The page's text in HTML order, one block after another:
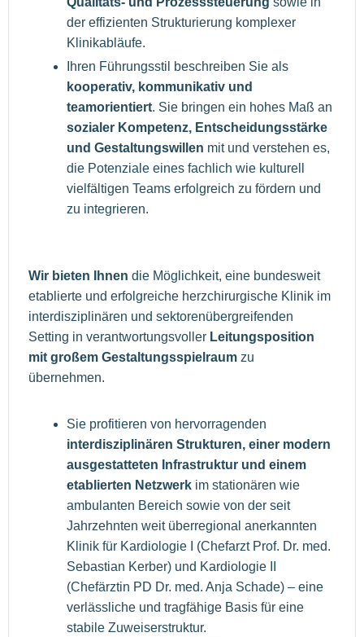
der effizienten Strukturierung komplexer
Klinikabläufe.
Ihren Führungsstil beschreiben Sie als
kooperativ, kommunikativ und
teamorientiert. Sie bringen ein hohes Maß an
sozialer Kompetenz, Entscheidungsstärke
und Gestaltungswillen mit und verstehen es,
die Potenziale eines fachlich wie kulturell
vielfältigen Teams erfolgreich zu fördern und
zu integrieren.
Wir bieten Ihnen die Möglichkeit, eine bundesweit
etablierte und erfolgreiche herzchirurgische Klinik im
interdisziplinären und sektorenübergreifenden
Setting in verantwortungsvoller Leitungsposition
mit großem Gestaltungsspielraum zu
übernehmen.
Sie profitieren von hervorragenden
interdisziplinären Strukturen, einer modern
ausgestatteten Infrastruktur und einem
etablierten Netzwerk im stationären wie
ambulanten Bereich sowie von der seit
Jahrzehnten weit überregional anerkannten
Klinik für Kardiologie I (Chefarzt Prof. Dr. med.
Sebastian Kerber) und Kardiologie II
(Chefärztin PD Dr. med. Anja Schade) – eine
verlässliche und tragfähige Basis für eine
stabile Zuweiserstruktur.